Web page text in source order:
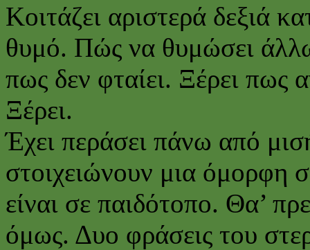
Κοιτάζει αριστερά δεξιά
θυμό. Πώς να θυμώσει
πως δεν φταίει. Ξέρει
Ξέρει.
Έχει περάσει πάνω από
στοιχειώνουν μια όμορφη
είναι σε παιδότοπο. Θα’
όμως. Δυο φράσεις του